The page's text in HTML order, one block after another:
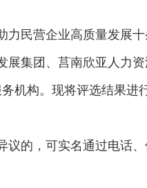
民营企业高质量发展
集团、莒南欣亚人力
机构。现将评选结果进
的，可实名通过电话